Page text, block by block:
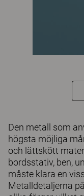
Den metall som
högsta möjliga
och lättskött
bordsstativ, ben,
måste klara en
Metalldetaljerna